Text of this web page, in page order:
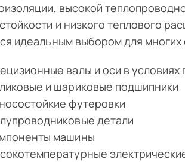
высокой
и низкого теплового
идеальным выбором для
валы и оси в
и шариковые подшипники
футеровки
детали
машины